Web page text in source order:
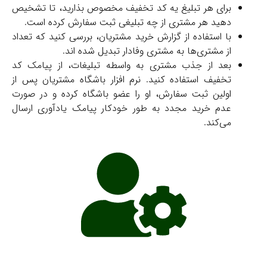
برای هر تبلیغ یه کد تخفیف مخصوص بذارید، تا تشخیص
دهید هر مشتری از چه تبلیغی ثبت سفارش کرده است.
با استفاده از گزارش خرید مشتریان، بررسی کنید که تعداد
از مشتری‌ها به مشتری وفادار تبدیل شده اند.
بعد از جذب مشتری به واسطه تبلیغات، از پیامک کد
تخفیف استفاده کنید. نرم افزار باشگاه مشتریان پس از
اولین ثبت سفارش، او را عضو باشگاه کرده و در صورت
عدم خرید مجدد به طور خودکار پیامک یادآوری ارسال
می‌کند.